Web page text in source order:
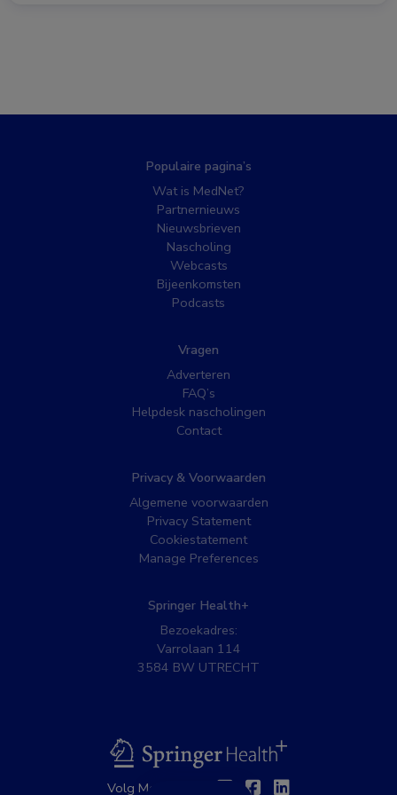
Populaire pagina’s
Wat is MedNet?
Partnernieuws
Nieuwsbrieven
Nascholing
Webcasts
Bijeenkomsten
Podcasts
Vragen
Adverteren
FAQ’s
Helpdesk nascholingen
Contact
Privacy & Voorwaarden
Algemene voorwaarden
Privacy Statement
Cookiestatement
Manage Preferences
Springer Health+
Bezoekadres:
Varrolaan 114
3584 BW UTRECHT
BSL
Volg MedNet op: TwitterFacebook
Linkedin